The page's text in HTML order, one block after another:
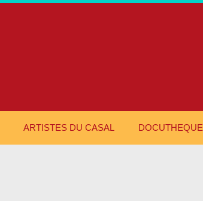
ARTISTES DU CASAL DOCUTHEQUE